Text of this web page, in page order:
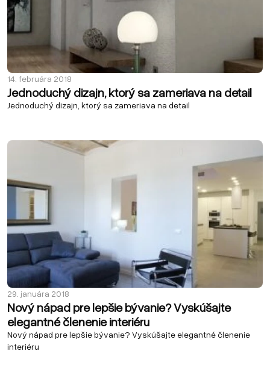
14. februára 2018
Jednoduchý dizajn, ktorý sa zameriava na detail
Jednoduchý dizajn, ktorý sa zameriava na detail
29. januára 2018
Nový nápad pre lepšie bývanie? Vyskúšajte
elegantné členenie interiéru
Nový nápad pre lepšie bývanie? Vyskúšajte elegantné členenie
interiéru